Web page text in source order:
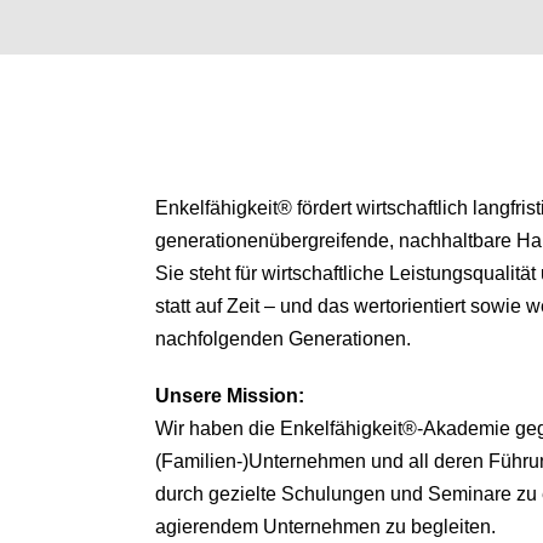
Enkelfähigkeit® fördert wirtschaftlich
generationenübergreifende, nachhaltbare
Sie steht für wirtschaftliche
statt auf Zeit – und das wertorientiert sowie
nachfolgenden Generationen.
Unsere Mission:
Wir haben die Enkelfähigkeit®-Akademie
(Familien-)Unternehmen und all deren
durch gezielte Schulungen und Seminare
agierendem Unternehmen zu begleiten.